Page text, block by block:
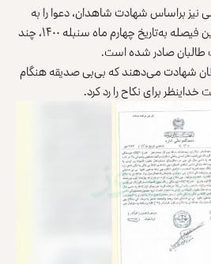
نیز براساس شهادت شاهدان، دعوا را به
نفع صدیقه فیصله می‌کنند. این فیصله به‌تاریخ چهارم ماه سنبله ۱۴۰۰، چند
صادر شده است.
آنان شهادت می‌دهند که بی‌بی صدیقه هنگام